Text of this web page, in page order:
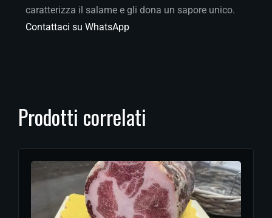
caratterizza il salame e gli dona un sapore unico.
Contattaci su WhatsApp
Prodotti correlati